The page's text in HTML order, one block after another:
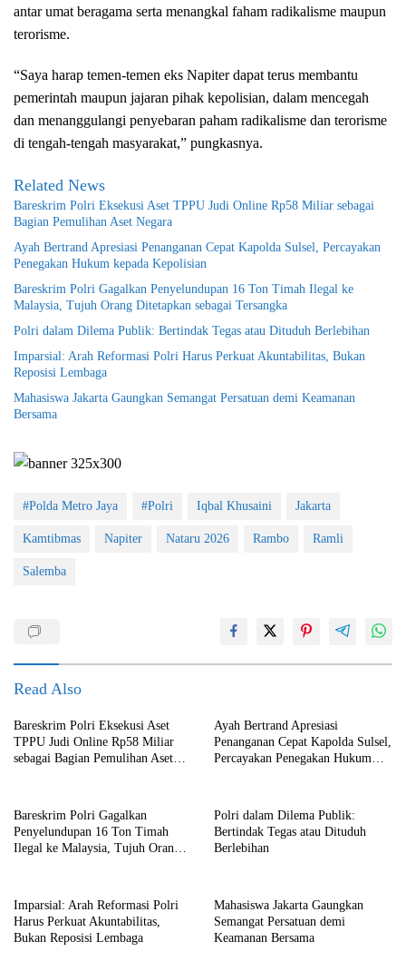
antar umat beragama serta menangkal faham radikalisme maupun
terorisme.
“Saya harap temen-temen eks Napiter dapat terus membantu
pemerintah maupun jajaran pihak kepolisian, dalam mencegah
dan menanggulangi penyebaran paham radikalisme dan terorisme
di tengah-tengah masyarakat,” pungkasnya.
Related News
Bareskrim Polri Eksekusi Aset TPPU Judi Online Rp58 Miliar sebagai
Bagian Pemulihan Aset Negara
Ayah Bertrand Apresiasi Penanganan Cepat Kapolda Sulsel, Percayakan
Penegakan Hukum kepada Kepolisian
Bareskrim Polri Gagalkan Penyelundupan 16 Ton Timah Ilegal ke
Malaysia, Tujuh Orang Ditetapkan sebagai Tersangka
Polri dalam Dilema Publik: Bertindak Tegas atau Dituduh Berlebihan
Imparsial: Arah Reformasi Polri Harus Perkuat Akuntabilitas, Bukan
Reposisi Lembaga
Mahasiswa Jakarta Gaungkan Semangat Persatuan demi Keamanan
Bersama
#Polda Metro Jaya #Polri Iqbal Khusaini Jakarta
Kamtibmas Napiter Nataru 2026 Rambo Ramli
Salemba
Read Also
Bareskrim Polri Eksekusi Aset
TPPU Judi Online Rp58 Miliar
sebagai Bagian Pemulihan Aset
Ayah Bertrand Apresiasi
Penanganan Cepat Kapolda Sulsel,
Percayakan Penegakan Hukum
Bareskrim Polri Gagalkan
Penyelundupan 16 Ton Timah
Ilegal ke Malaysia, Tujuh Orang
Polri dalam Dilema Publik:
Bertindak Tegas atau Dituduh
Berlebihan
Imparsial: Arah Reformasi Polri
Harus Perkuat Akuntabilitas,
Bukan Reposisi Lembaga
Mahasiswa Jakarta Gaungkan
Semangat Persatuan demi
Keamanan Bersama